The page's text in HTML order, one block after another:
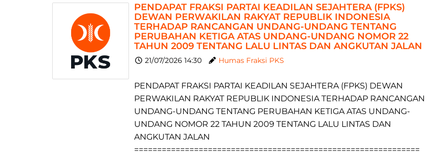
PENDAPAT FRAKSI PARTAI KEADILAN SEJAHTERA (FPKS)
DEWAN PERWAKILAN RAKYAT REPUBLIK INDONESIA
TERHADAP RANCANGAN UNDANG-UNDANG TENTANG
PERUBAHAN KETIGA ATAS UNDANG-UNDANG NOMOR 22
TAHUN 2009 TENTANG LALU LINTAS DAN ANGKUTAN JALAN
21/07/2026 14:30 Humas Fraksi PKS
PENDAPAT FRAKSI PARTAI KEADILAN SEJAHTERA (FPKS) DEWAN
PERWAKILAN RAKYAT REPUBLIK INDONESIA TERHADAP RANCANGAN
UNDANG-UNDANG TENTANG PERUBAHAN KETIGA ATAS UNDANG-
UNDANG NOMOR 22 TAHUN 2009 TENTANG LALU LINTAS DAN
ANGKUTAN JALAN
==============================================================